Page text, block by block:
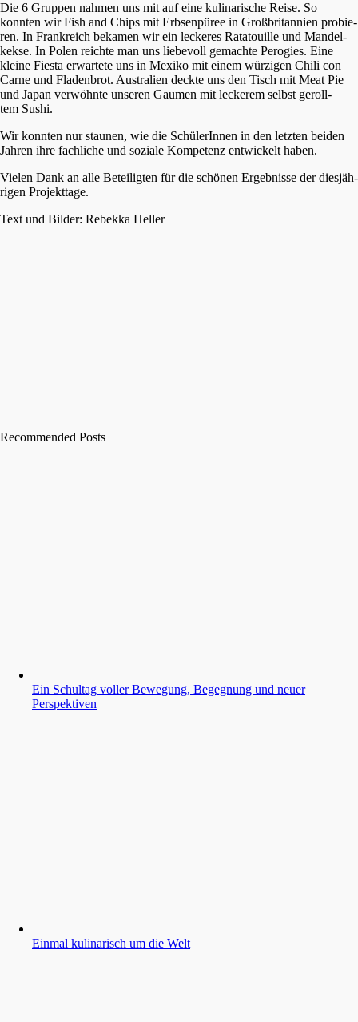
Die 6 Gruppen nahmen uns mit auf eine kulina­ri­sche Reise. So
konnten wir Fish and Chips mit Erbsen­pü­ree in Großbri­tan­ni­en probie­
ren. In Frank­reich bekamen wir ein lecke­res Ratatouille und Mandel­
kek­se. In Polen reich­te man uns liebe­voll gemach­te Perogies. Eine
kleine Fiesta erwar­te­te uns in Mexiko mit einem würzi­gen Chili con
Carne und Fladen­brot. Austra­li­en deckte uns den Tisch mit Meat Pie
und Japan verwöhn­te unseren Gaumen mit lecke­rem selbst geroll­
tem Sushi.
Wir konnten nur staunen, wie die Schüle­rIn­nen in den letzten beiden
Jahren ihre fachli­che und sozia­le Kompe­tenz entwi­ckelt haben.
Vielen Dank an alle Betei­lig­ten für die schönen Ergeb­nis­se der diesjäh­
ri­gen Projekttage.
Text und Bilder: Rebek­ka Heller
Recommended Posts
Ein Schultag voller Bewegung, Begegnung und neuer
Perspektiven
Einmal kulinarisch um die Welt